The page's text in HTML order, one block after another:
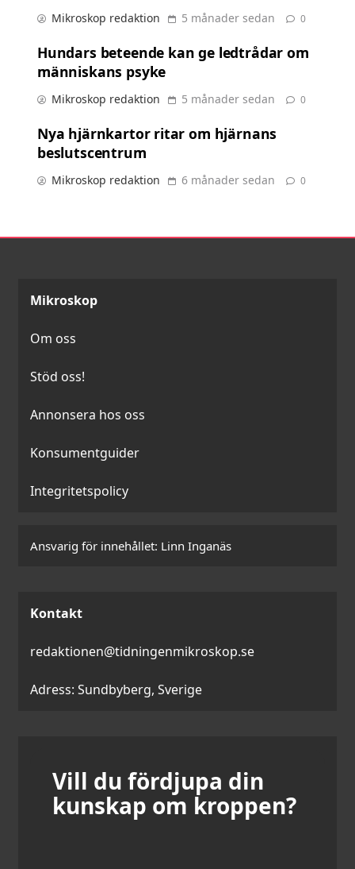
Mikroskop redaktion 5 månader sedan 0
Hundars beteende kan ge ledtrådar om
människans psyke
Mikroskop redaktion 5 månader sedan 0
Nya hjärnkartor ritar om hjärnans
beslutscentrum
Mikroskop redaktion 6 månader sedan 0
Mikroskop
Om oss
Stöd oss!
Annonsera hos oss
Konsumentguider
Integritetspolicy
Ansvarig för innehållet: Linn Inganäs
Kontakt
redaktionen@tidningenmikroskop.se
Adress: Sundbyberg, Sverige
Vill du fördjupa din
kunskap om kroppen?